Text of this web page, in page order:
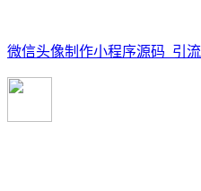
微信头像制作小程序源码_引